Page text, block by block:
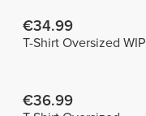
€34.99
T-Shirt Oversized WIP
€36.99